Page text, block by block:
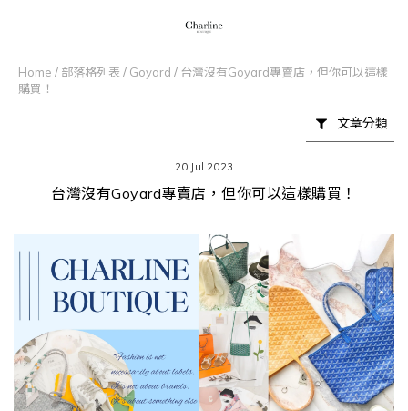
Home / 部落格列表 / Goyard / 台灣沒有Goyard專賣店，但你可以這樣
購買！
文章分類
20 Jul 2023
台灣沒有Goyard專賣店，但你可以這樣購買！